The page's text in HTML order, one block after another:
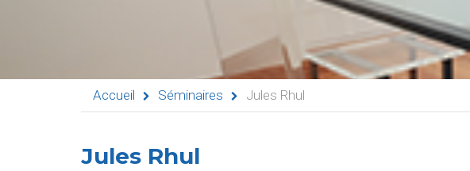
Accueil Séminaires Jules Rhul
Jules Rhul